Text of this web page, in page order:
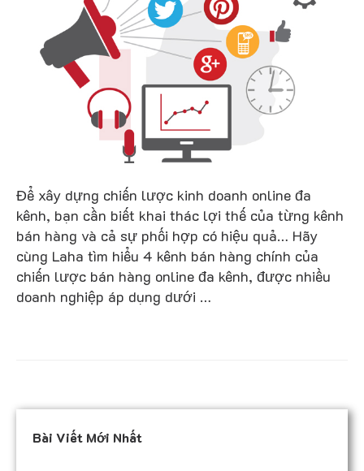
Để xây dựng chiến lược kinh doanh online đa
kênh, bạn cần biết khai thác lợi thế của từng kênh
bán hàng và cả sự phối hợp có hiệu quả… Hãy
cùng Laha tìm hiểu 4 kênh bán hàng chính của
chiến lược bán hàng online đa kênh, được nhiều
doanh nghiệp áp dụng dưới …
Bài Viết Mới Nhất